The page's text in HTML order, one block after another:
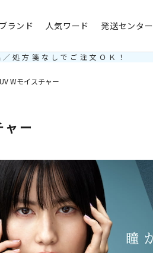
ブランド 人気ワード 発送センター
処方箋なしでご注文ＯＫ！
Wモイスチャー
ャー